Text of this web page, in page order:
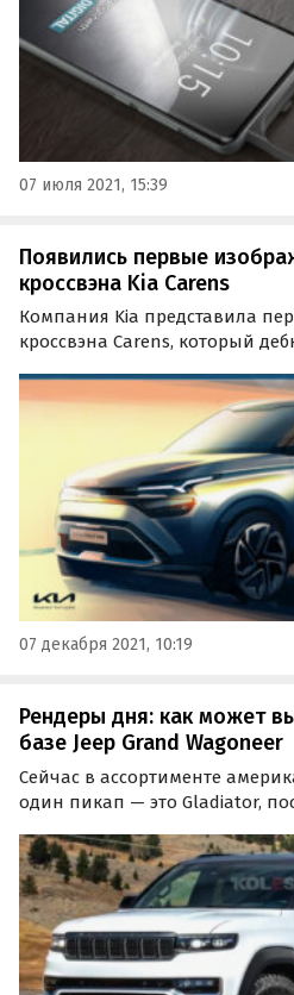
07 июля 2021, 15:39
Появились первые
кроссвэна Kia Carens
Компания Kia представила
кроссвэна Carens, который
изысканным» автомобилем
узнаваемый и смелый дизайн,
07 декабря 2021, 10:19
Рендеры дня: как может
базе Jeep Grand Wagoneer
Сейчас в ассортименте
один пикап — это Gladiator,
модельный ряд Jeep
такого типа.